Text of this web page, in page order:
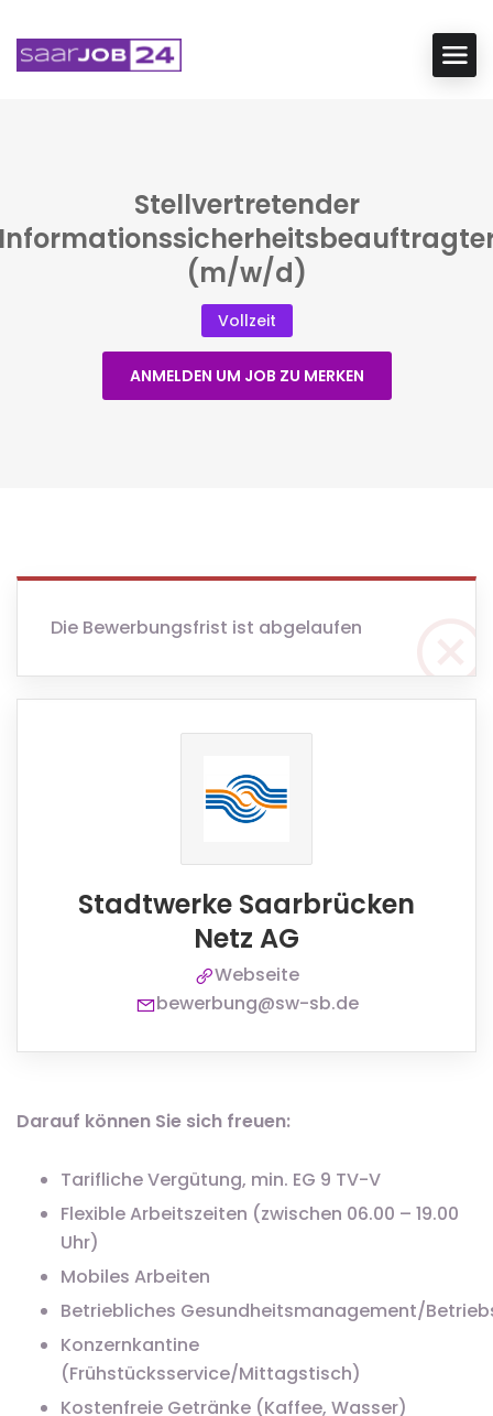
Stellvertretender
(m/w/d)
Vollzeit
ANMELDEN UM JOB ZU MERKEN
Die Bewerbungsfrist ist abgelaufen
Stadtwerke Saarbrücken
Netz AG
Webseite
bewerbung@sw-sb.de
Darauf können Sie sich freuen:
Tarifliche Vergütung, min. EG 9 TV-V
Flexible Arbeitszeiten (zwischen 06.00 – 19.00
Uhr)
Mobiles Arbeiten
Betriebliches Gesundheitsmanagement/
Konzernkantine
(Frühstücksservice/Mittagstisch)
Kostenfreie Getränke (Kaffee, Wasser)